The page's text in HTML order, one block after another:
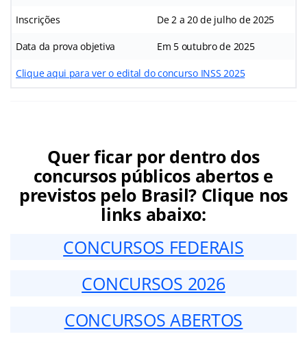
Inscrições De 2 a 20 de julho de 2025
Data da prova objetiva Em 5 outubro de 2025
Clique aqui para ver o edital do concurso INSS 2025
Quer ficar por dentro dos
concursos públicos abertos e
previstos pelo Brasil? Clique nos
links abaixo:
CONCURSOS FEDERAIS
CONCURSOS 2026
CONCURSOS ABERTOS